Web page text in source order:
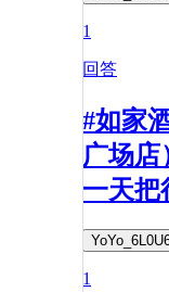
1
回答
#如家
广场店
一天把
1